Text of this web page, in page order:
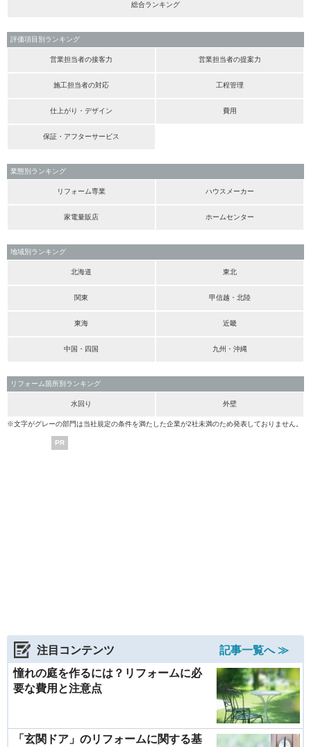
総合ランキング
評価項目別ランキング
営業担当者の接客力 営業担当者の提案力
施工担当者の対応 工程管理
仕上がり・デザイン 費用
保証・アフターサービス
業態別ランキング
リフォーム専業 ハウスメーカー
家電量販店 ホームセンター
地域別ランキング
北海道 東北
関東 甲信越・北陸
東海 近畿
中国・四国 九州・沖縄
リフォーム箇所別ランキング
水回り 外壁
※文字がグレーの部門は当社規定の条件を満たした企業が2社未満のため発表しておりません。
PR
注目コンテンツ
記事一覧へ ≫
憧れの庭を作るには？リフォームに必
要な費用と注意点
「玄関ドア」のリフォームに関する基